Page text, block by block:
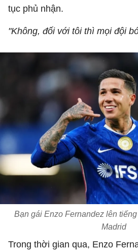
tục phủ nhận.
"Không, đối với tôi thì mọi đội
Bạn gái Enzo Fernandez lên
Madrid
Trong thời gian qua, Enzo